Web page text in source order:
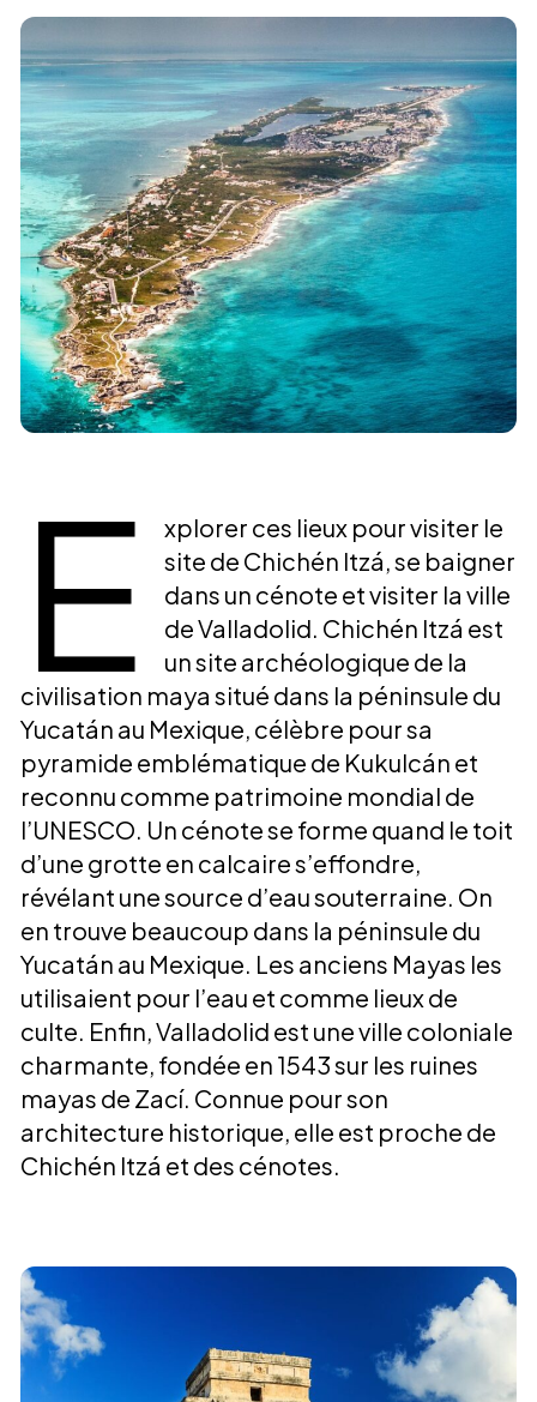
E
xplorer ces lieux pour visiter le
site de Chichén Itzá, se baigner
dans un cénote et visiter la ville
de Valladolid. Chichén Itzá est
un site archéologique de la
civilisation maya situé dans la péninsule du
Yucatán au Mexique, célèbre pour sa
pyramide emblématique de Kukulcán et
reconnu comme patrimoine mondial de
l’UNESCO. Un cénote se forme quand le toit
d’une grotte en calcaire s’effondre,
révélant une source d’eau souterraine. On
en trouve beaucoup dans la péninsule du
Yucatán au Mexique. Les anciens Mayas les
utilisaient pour l’eau et comme lieux de
culte. Enfin, Valladolid est une ville coloniale
charmante, fondée en 1543 sur les ruines
mayas de Zací. Connue pour son
architecture historique, elle est proche de
Chichén Itzá et des cénotes.